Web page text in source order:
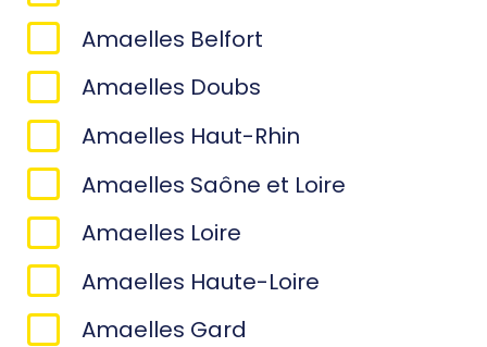
Amaelles Belfort
Amaelles Doubs
Amaelles Haut-Rhin
Amaelles Saône et Loire
Amaelles Loire
Amaelles Haute-Loire
Amaelles Gard